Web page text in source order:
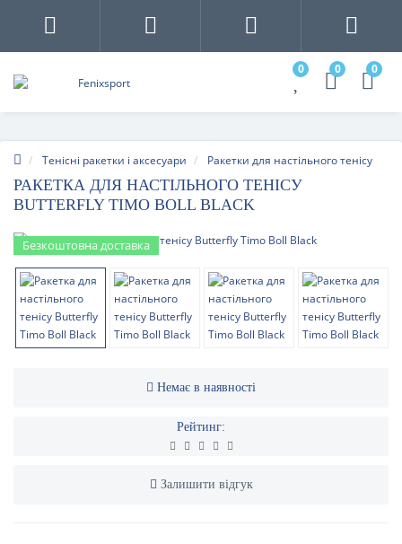
0 0 0
Тенісні ракетки і аксесуари Ракетки для настільного тенісу
РАКЕТКА ДЛЯ НАСТІЛЬНОГО ТЕНІСУ
BUTTERFLY TIMO BOLL BLACK
Безкоштовна доставка
Немає в наявності
Рейтинг:
Залишити відгук